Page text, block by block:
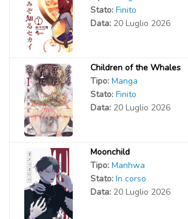
Stato: Finito
Data: 20 Luglio 2026
Children of the Whales
Tipo: Manga
Stato: Finito
Data: 20 Luglio 2026
Moonchild
Tipo: Manhwa
Stato: In corso
Data: 20 Luglio 2026